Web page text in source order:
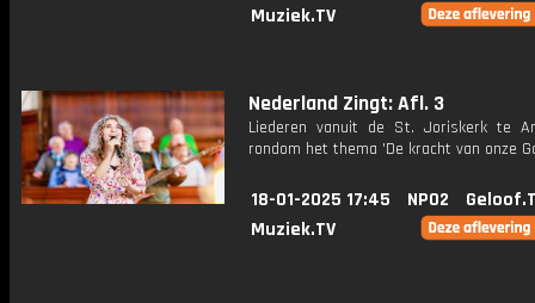
Muziek.TV
Nederland Zingt: Afl. 3
Liederen vanuit de St. Joriskerk te
rondom het thema 'De kracht van onze
18-01-2025 17:45 NPO2
Muziek.TV